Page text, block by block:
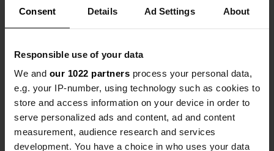
Consent Details Ad Settings About
Responsible use of your data
We and our 1022 partners process your personal data,
e.g. your IP-number, using technology such as cookies to
store and access information on your device in order to
serve personalized ads and content, ad and content
measurement, audience research and services
development. You have a choice in who uses your data